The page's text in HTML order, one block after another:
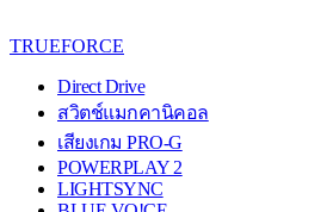
TRUEFORCE
Direct Drive
สวิตช์แมกคานิคอล
เสียงเกม PRO-G
POWERPLAY 2
LIGHTSYNC